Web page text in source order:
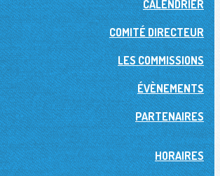
CALENDRIER
COMITÉ DIRECTEUR
LES COMMISSIONS
ÉVÈNEMENTS
PARTENAIRES
HORAIRES